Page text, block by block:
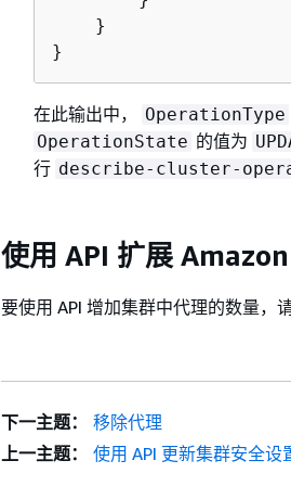
    }
}
在此输出中， OperationType
OperationState 的值为
行 describe-cluster-
使用 API 扩展
要使用 API 增加集群中代理的数量，
下一主题：
移除代理
上一主题：
使用 API 更新集群安全设